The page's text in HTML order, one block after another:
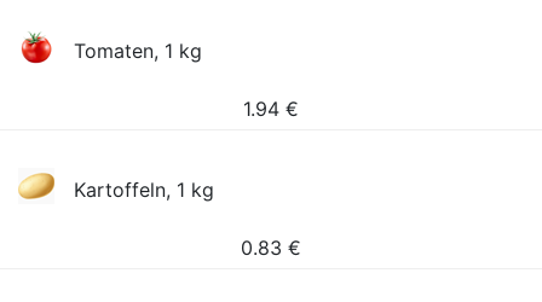
Tomaten, 1 kg
1.94 €
Kartoffeln, 1 kg
0.83 €